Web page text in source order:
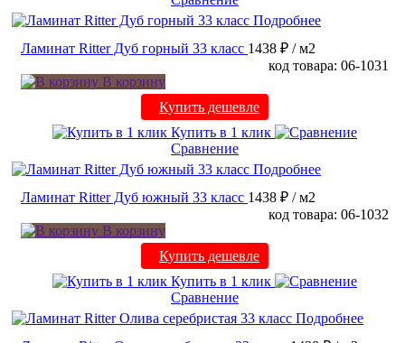
Подробнее
Ламинат Ritter Дуб горный 33 класс 1438 ₽ / м2
код товара: 06-1031
В корзину
Купить дешевле
Купить в 1 клик
Сравнение
Подробнее
Ламинат Ritter Дуб южный 33 класс 1438 ₽ / м2
код товара: 06-1032
В корзину
Купить дешевле
Купить в 1 клик
Сравнение
Подробнее